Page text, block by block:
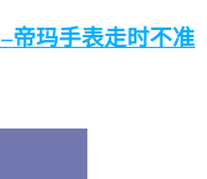
帝玛手表走时不准